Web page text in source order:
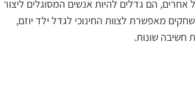
הם גדלים להיות אנשים המסוגלים ליצור
מאפשרת לצוות החינוכי לגדל ילד יוזם,
חשיבה שונות.